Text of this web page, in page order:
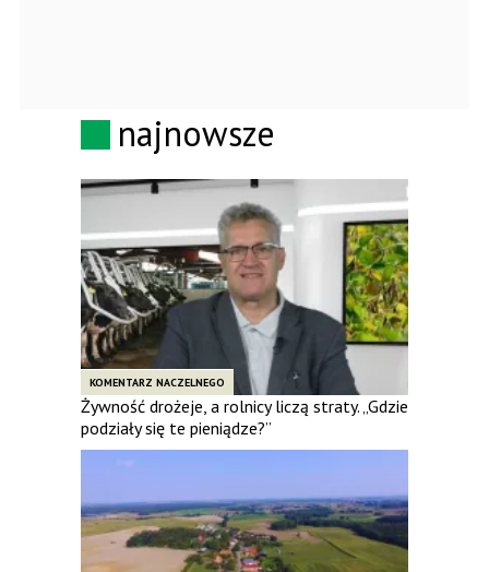
najnowsze
KOMENTARZ NACZELNEGO
Żywność drożeje, a rolnicy liczą straty. „Gdzie
podziały się te pieniądze?”